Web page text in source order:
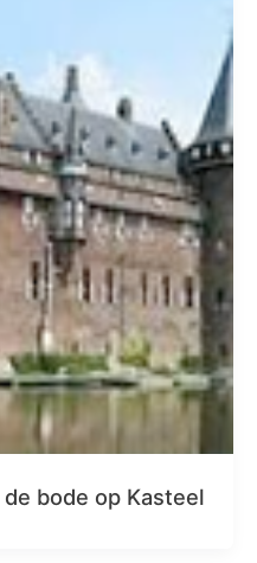
bode op Kasteel